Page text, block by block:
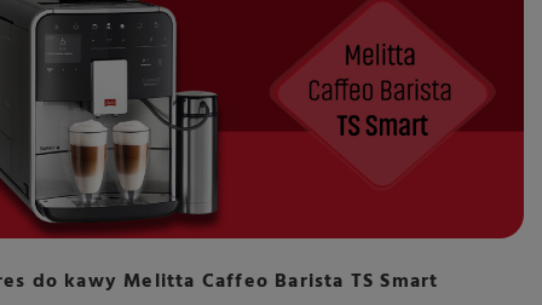
do kawy Melitta Caffeo Barista TS Smart